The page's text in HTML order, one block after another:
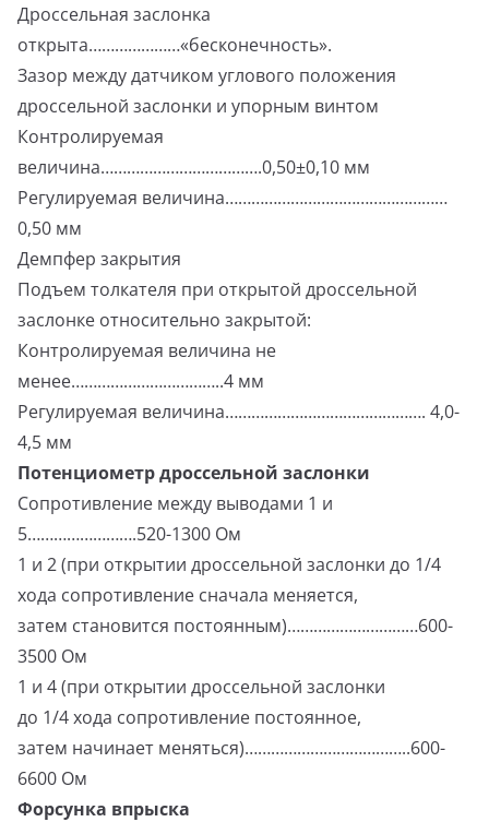
Дроссельная заслонка
открыта…………………«бесконечность».
Зазор между датчиком углового положения
дроссельной заслонки и упорным винтом
Контролируемая
величина……………………………….0,50±0,10 мм
Регулируемая величина……………………………………………
0,50 мм
Демпфер закрытия
Подъем толкателя при открытой дроссельной
заслонке относительно закрытой:
Контролируемая величина не
менее……………………………..4 мм
Регулируемая величина………………………………………. 4,0-
4,5 мм
Потенциометр дроссельной заслонки
Сопротивление между выводами 1 и
5…………………….520-1300 Ом
1 и 2 (при открытии дроссельной заслонки до 1/4
хода сопротивление сначала меняется,
затем становится постоянным)…………………………600-
3500 Ом
1 и 4 (при открытии дроссельной заслонки
до 1/4 хода сопротивление постоянное,
затем начинает меняться)………………………………..600-
6600 Ом
Форсунка впрыска